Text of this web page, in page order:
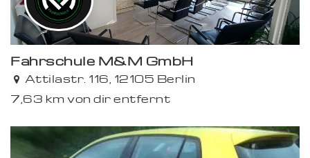
Fahrschule M&M GmbH
Attilastr. 116, 12105 Berlin
7,63 km von dir entfernt